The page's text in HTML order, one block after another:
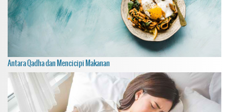
Antara Qadha dan Mencicipi Makanan